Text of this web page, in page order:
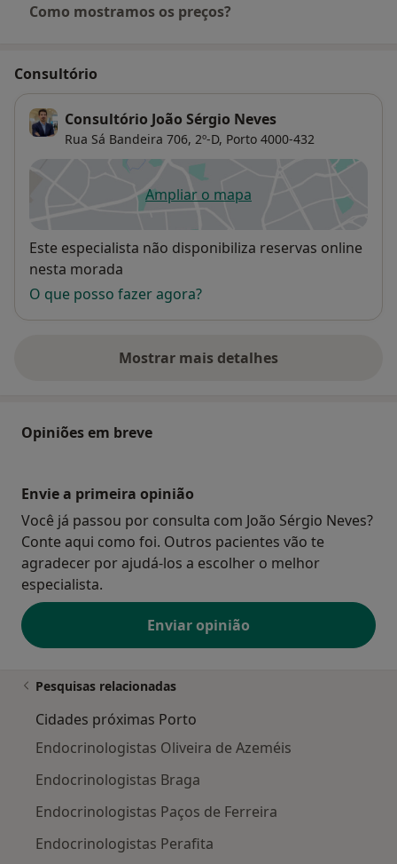
Como mostramos os preços?
Consultório
Consultório João Sérgio Neves
Rua Sá Bandeira 706, 2º-D, Porto 4000-432
Ampliar o mapaabre num novo separador
Disponibilidade
Este especialista não disponibiliza reservas online
nesta morada
O que posso fazer agora?
Mostrar mais detalhes
sobre o endereço
Opiniões em breve
Envie a primeira opinião
Você já passou por consulta com João Sérgio Neves?
Conte aqui como foi. Outros pacientes vão te
agradecer por ajudá-los a escolher o melhor
especialista.
Enviar opinião
Pesquisas relacionadas
Cidades próximas Porto
Endocrinologistas Oliveira de Azeméis
Endocrinologistas Braga
Endocrinologistas Paços de Ferreira
Endocrinologistas Perafita